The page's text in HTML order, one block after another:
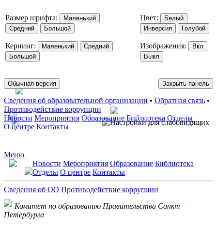
Размер шрифта:
Маленький
Средний
Большой
Кернинг: Маленький
Средний
Большой
Цвет:
Белый
Инверсия
Голубой
Изображения:
Вкл
Выкл
Обычная версия Закрыть панель
Сведения об образовательной организации • Обратная связь •
Противодействие коррупции
Новости Мероприятия Образование Библиотека Отделы
О центре Контакты
Меню
Новости Мероприятия Образование Библиотека
Отделы О центре Контакты
Сведения об ОО Противодействие коррупции
Комитет по образованию Правительства Санкт—
Петербурга